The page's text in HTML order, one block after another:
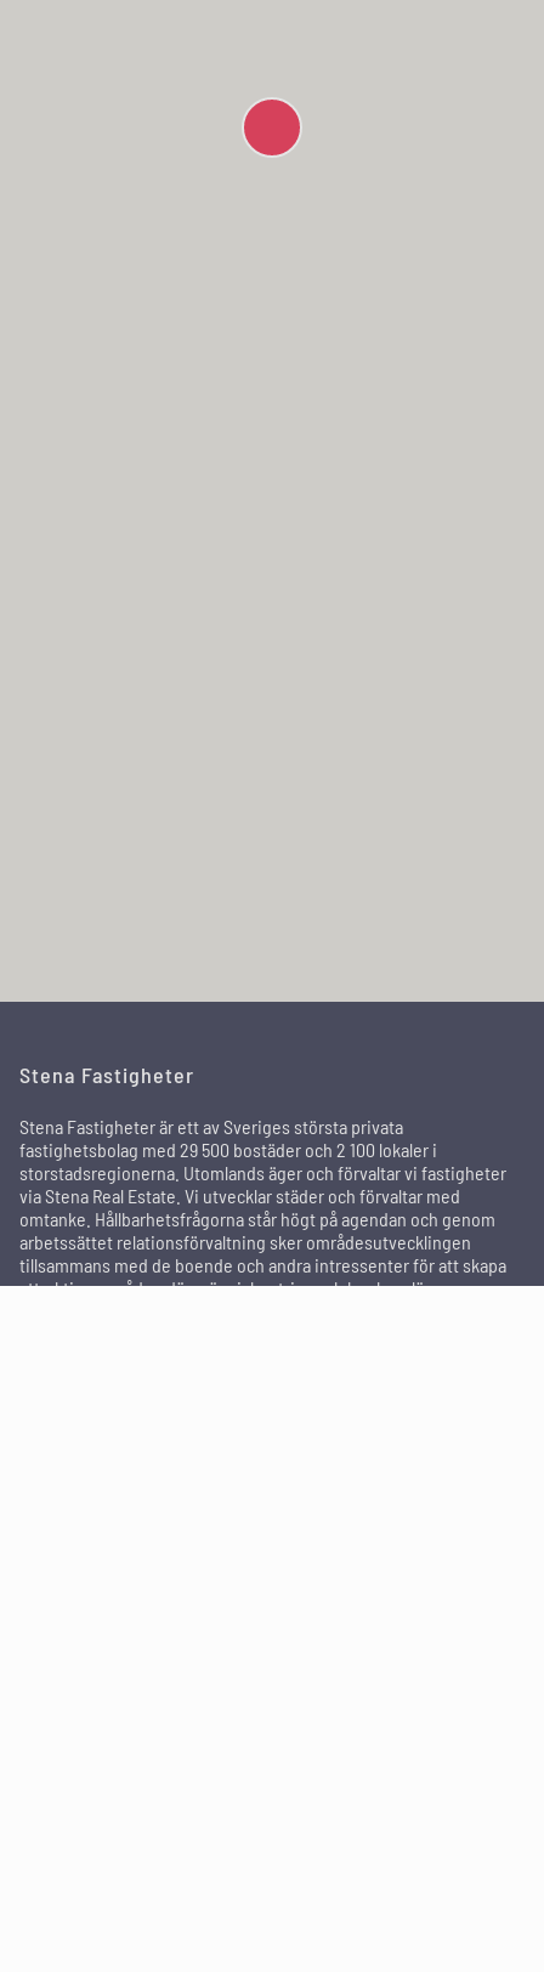
Stena Fastigheter
Stena Fastigheter är ett av Sveriges största privata
fastighetsbolag med 29 500 bostäder och 2 100 lokaler i
storstadsregionerna. Utomlands äger och förvaltar vi fastigheter
via Stena Real Estate. Vi utvecklar städer och förvaltar med
omtanke. Hållbarhetsfrågorna står högt på agendan och genom
arbetssättet relationsförvaltning sker områdesutvecklingen
tillsammans med de boende och andra intressenter för att skapa
attraktiva områden där människor trivs och bor kvar länge.